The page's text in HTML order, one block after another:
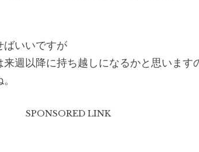
ばいいですが
週以降に持ち越しになるかと思います
SPONSORED LINK